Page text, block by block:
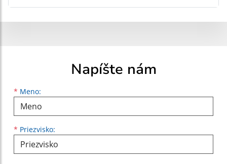
Napíšte nám
* Meno:
Meno
* Priezvisko:
Priezvisko
E-mailová adresa